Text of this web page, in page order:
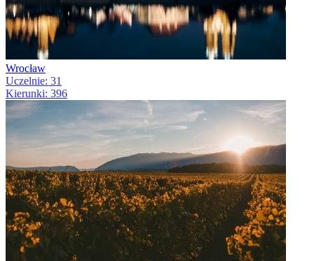
Wrocław
Uczelnie: 31
Kierunki: 396